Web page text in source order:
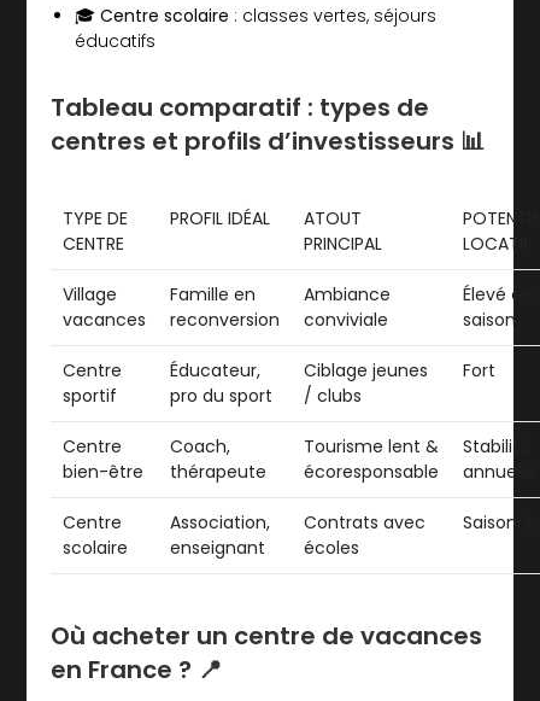
🎓 Centre scolaire : classes vertes, séjours
éducatifs
Tableau comparatif : types de
centres et profils d’investisseurs 📊
TYPE DE
CENTRE
PROFIL IDÉAL
ATOUT
PRINCIPAL
LOCATIF
Village
vacances
Famille en
reconversion
Ambiance
conviviale
Élevé en
saison
Centre
sportif
Éducateur,
pro du sport
Ciblage jeunes
/ clubs
Fort
Centre
bien-être
Coach,
thérapeute
Tourisme lent &
écoresponsable
Stabilité
annuelle
Centre
scolaire
Association,
enseignant
Contrats avec
écoles
Où acheter un centre de vacances
en France ? 📍